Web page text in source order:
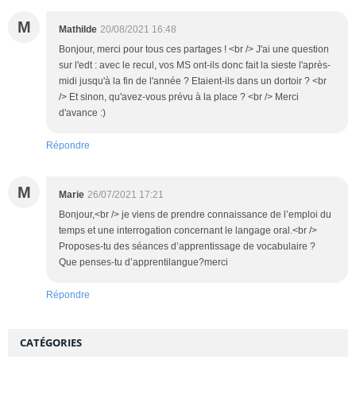
M Mathilde 20/08/2021 16:48
Bonjour, merci pour tous ces partages ! <br /> J'ai une question
sur l'edt : avec le recul, vos MS ont-ils donc fait la sieste l'après-
midi jusqu'à la fin de l'année ? Etaient-ils dans un dortoir ? <br
/> Et sinon, qu'avez-vous prévu à la place ? <br /> Merci
d'avance :)
Répondre
M Marie 26/07/2021 17:21
Bonjour,<br /> je viens de prendre connaissance de l’emploi du
temps et une interrogation concernant le langage oral.<br />
Proposes-tu des séances d’apprentissage de vocabulaire ?
Que penses-tu d’apprentilangue?merci
Répondre
CATÉGORIES